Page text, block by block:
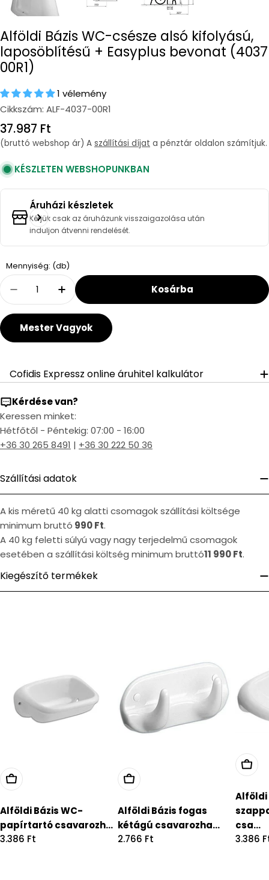
Alföldi Bázis WC-csésze alsó kifolyású,
laposöblítésű + Easyplus bevonat (4037
00R1)
1 vélemény
Cikkszám: ALF-4037-00R1
Regular
price
37.987 Ft
(bruttó webshop ár) A szállítási díjat a pénztár oldalon számítjuk.
KÉSZLETEN WEBSHOPUNKBAN
Áruházi készletek
Kérjük csak az áruházunk visszaigazolása után
induljon átvenni rendelését.
Mennyiség: (db)Quantity
Decrease Quantity For Alföldi Bázis WC-
Increase Quantity For Alföldi Bázis
Kosárba
Mester Vagyok
Cofidis Expressz online áruhitel kalkulátor
Kérdése van?
Keressen minket:
Hétfőtől - Péntekig: 07:00 - 16:00
+36 30 265 8491 | +36 30 222 50 36
Szállítási adatok
A kis méretű 40 kg alatti csomagok szállítási költsége
minimum bruttó 990 Ft.
A 40 kg feletti súlyú vagy nagy terjedelmű csomagok
esetében a szállítási költség minimum bruttó11 990 Ft.
Kiegészítő termékek
Alföldi Bázis WC-
papírtartó csavarozh...
Regular
3.386 Ft
Alföldi Bázis fogas
kétágú csavarozha...
Regular
2.766 Ft
Alföldi
csa...
3.386